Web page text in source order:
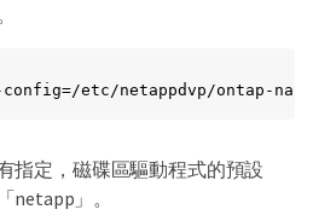
etc/netappdvp/ontap-
指定，磁碟區驅動程式的預設
netapp」。